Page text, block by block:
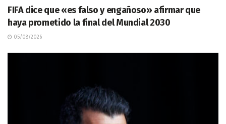
FIFA dice que «es falso y engañoso» afirmar que
haya prometido la final del Mundial 2030
05/08/2026